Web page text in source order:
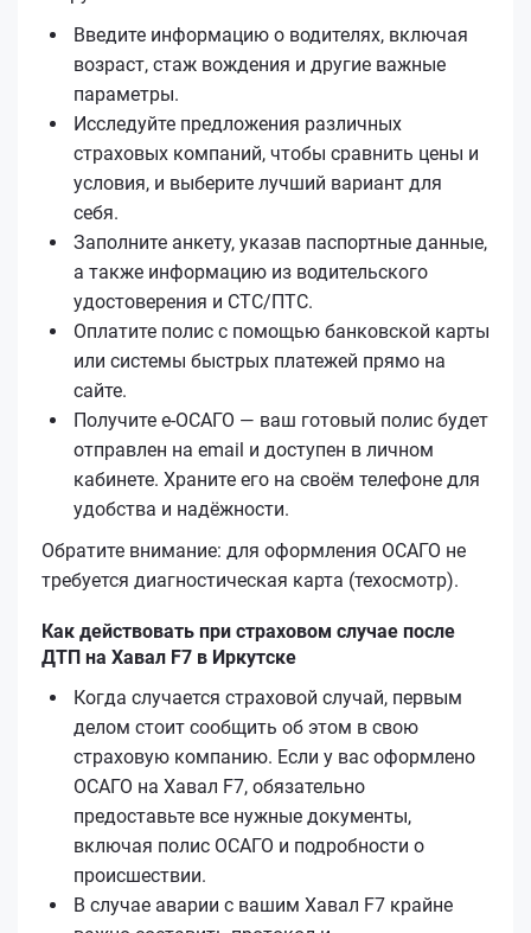
Введите информацию о водителях, включая
возраст, стаж вождения и другие важные
параметры.
Исследуйте предложения различных
страховых компаний, чтобы сравнить цены и
условия, и выберите лучший вариант для
себя.
Заполните анкету, указав паспортные данные,
а также информацию из водительского
удостоверения и СТС/ПТС.
Оплатите полис с помощью банковской карты
или системы быстрых платежей прямо на
сайте.
Получите е‑ОСАГО — ваш готовый полис будет
отправлен на email и доступен в личном
кабинете. Храните его на своём телефоне для
удобства и надёжности.
Обратите внимание: для оформления ОСАГО не
требуется диагностическая карта (техосмотр).
Как действовать при страховом случае после
ДТП на Хавал F7 в Иркутске
Когда случается страховой случай, первым
делом стоит сообщить об этом в свою
страховую компанию. Если у вас оформлено
ОСАГО на Хавал F7, обязательно
предоставьте все нужные документы,
включая полис ОСАГО и подробности о
происшествии.
В случае аварии с вашим Хавал F7 крайне